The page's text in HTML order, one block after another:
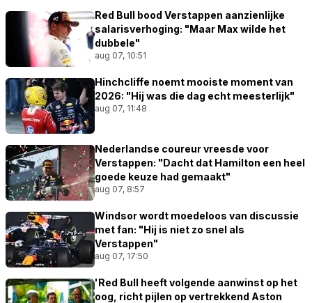
Red Bull bood Verstappen aanzienlijke
salarisverhoging: "Maar Max wilde het
dubbele"
aug 07, 10:51
Hinchcliffe noemt mooiste moment van
2026: "Hij was die dag echt meesterlijk"
aug 07, 11:48
Nederlandse coureur vreesde voor
Verstappen: "Dacht dat Hamilton een heel
goede keuze had gemaakt"
aug 07, 8:57
Windsor wordt moedeloos van discussie
met fan: "Hij is niet zo snel als
Verstappen"
aug 07, 17:50
'Red Bull heeft volgende aanwinst op het
oog, richt pijlen op vertrekkend Aston